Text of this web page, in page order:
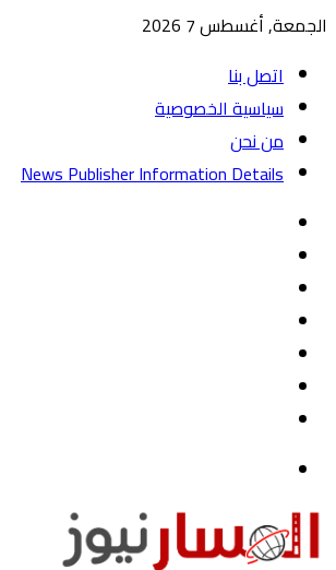
الجمعة, أغسطس 7 2026
اتصل بنا
سياسية الخصوصية
من نحن
News Publisher Information Details